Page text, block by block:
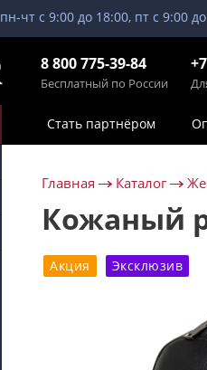
пн-чт с 9:00 до 18:00, пт с 9:00
8 800 775-39-84
Бесплатный по России
Стать партнёром
Главная Каталог
Кожаный
Акция Эксклюзив